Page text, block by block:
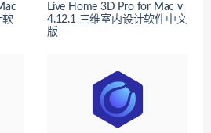
软
Live Home 3D Pro for Mac v
4.12.1 三维室内设计软件中文
版